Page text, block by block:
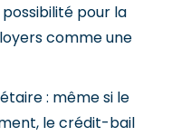
pour la
comme une
: même si le
le crédit-bail